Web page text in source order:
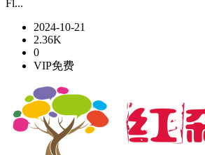
Fl...
2024-10-21
2.36K
0
VIP免费